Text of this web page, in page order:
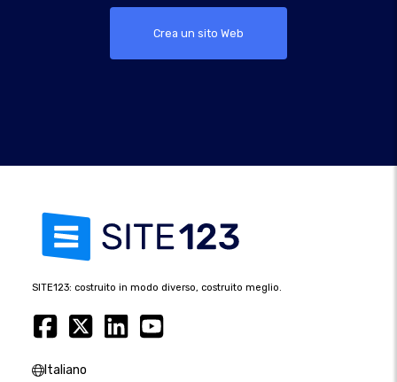
Crea un sito Web
SITE123: costruito in modo diverso, costruito meglio.
Italiano